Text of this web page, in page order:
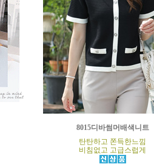
8015디바썸머배색니트
탄탄하고 쫀득한느낌
비침없고 고급스럽게